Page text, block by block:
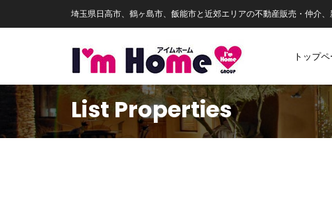
埼玉県日高市、鶴ヶ島市、飯能市と近郊エリアの不動産販売・仲介
トップ
List Properties